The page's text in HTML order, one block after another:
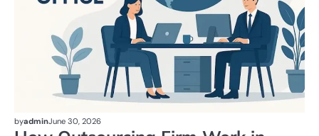
byadminJune 30, 2026